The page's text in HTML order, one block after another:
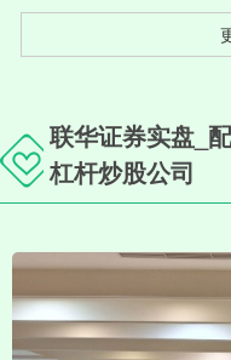
联华证券实盘_
杠杆炒股公司